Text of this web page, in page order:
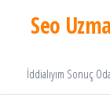
İçeriğeSeo
İddialıyım Sonuç